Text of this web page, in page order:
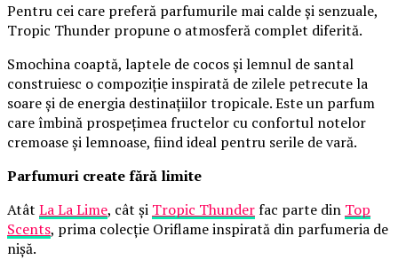
Pentru cei care preferă parfumurile mai calde și senzuale,
Tropic Thunder propune o atmosferă complet diferită.
Smochina coaptă, laptele de cocos și lemnul de santal
construiesc o compoziție inspirată de zilele petrecute la
soare și de energia destinațiilor tropicale. Este un parfum
care îmbină prospețimea fructelor cu confortul notelor
cremoase și lemnoase, fiind ideal pentru serile de vară.
Parfumuri create fără limite
Atât La La Lime, cât și Tropic Thunderfac parte din Top
Scents, prima colecție Oriflame inspirată din parfumeria de
nișă.